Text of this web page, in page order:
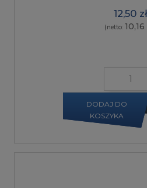
12,50 zł
(netto: 10,16
DODAJ DO
KOSZYKA